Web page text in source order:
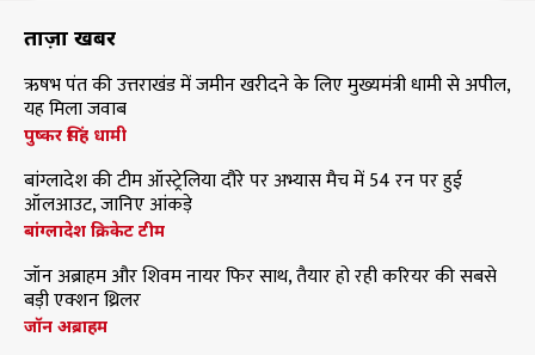
ताज़ा खबरें
ऋषभ पंत की उत्तराखंड में जमीन खरीदने के लिए मुख्यमंत्री धामी से अपील,
यह मिला जवाब
पुष्कर सिंह धामी
बांग्लादेश की टीम ऑस्ट्रेलिया दौरे पर अभ्यास मैच में 54 रन पर हुई
ऑलआउट, जानिए आंकड़े
बांग्लादेश क्रिकेट टीम
जॉन अब्राहम और शिवम नायर फिर साथ, तैयार हो रही करियर की सबसे
बड़ी एक्शन थ्रिलर
जॉन अब्राहम